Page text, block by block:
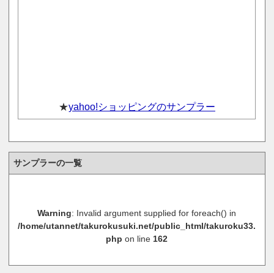
★yahoo!ショッピングのサンプラー
サンプラーの一覧
Warning: Invalid argument supplied for foreach() in
/home/utannet/takurokusuki.net/public_html/takuroku33.
php on line 162